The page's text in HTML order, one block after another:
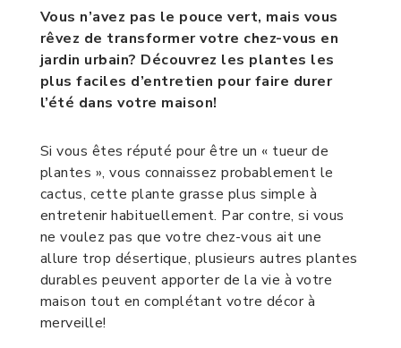
Vous n’avez pas le pouce vert, mais vous
rêvez de transformer votre chez-vous en
jardin urbain? Découvrez les plantes les
plus faciles d’entretien pour faire durer
l’été dans votre maison!
Si vous êtes réputé pour être un « tueur de
plantes », vous connaissez probablement le
cactus, cette plante grasse plus simple à
entretenir habituellement. Par contre, si vous
ne voulez pas que votre chez-vous ait une
allure trop désertique, plusieurs autres plantes
durables peuvent apporter de la vie à votre
maison tout en complétant votre décor à
merveille!